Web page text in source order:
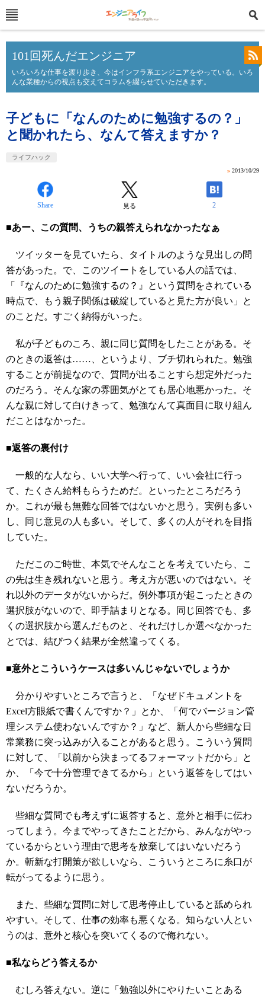
101回死んだエンジニア
いろいろな仕事を渡り歩き、今はインフラ系エンジニアをやっている。いろ
んな業種からの視点も交えてコラムを綴らせていただきます。
子どもに「なんのために勉強するの？」
と聞かれたら、なんて答えますか？
ライフハック
» 2013/10/29
Share 見る 2
■あー、この質問、うちの親答えられなかったなぁ
ツイッターを見ていたら、タイトルのような見出しの問
答があった。で、このツイートをしている人の話では、
「『なんのために勉強するの？』という質問をされている
時点で、もう親子関係は破綻していると見た方が良い」と
のことだ。すごく納得がいった。
私が子どものころ、親に同じ質問をしたことがある。そ
のときの返答は……、というより、ブチ切れられた。勉強
することが前提なので、質問が出ることすら想定外だった
のだろう。そんな家の雰囲気がとても居心地悪かった。そ
んな親に対して白けきって、勉強なんて真面目に取り組ん
だことはなかった。
■返答の裏付け
一般的な人なら、いい大学へ行って、いい会社に行っ
て、たくさん給料もらうためだ。といったところだろう
か。これが最も無難な回答ではないかと思う。実例も多い
し、同じ意見の人も多い。そして、多くの人がそれを目指
していた。
ただこのご時世、本気でそんなことを考えていたら、こ
の先は生き残れないと思う。考え方が悪いのではない。そ
れ以外のデータがないからだ。例外事項が起こったときの
選択肢がないので、即手詰まりとなる。同じ回答でも、多
くの選択肢から選んだものと、それだけしか選べなかった
とでは、結びつく結果が全然違ってくる。
■意外とこういうケースは多いんじゃないでしょうか
分かりやすいところで言うと、「なぜドキュメントを
Excel方眼紙で書くんですか？」とか、「何でバージョン管
理システム使わないんですか？」など、新人から些細な日
常業務に突っ込みが入ることがあると思う。こういう質問
に対して、「以前から決まってるフォーマットだから」と
か、「今で十分管理できてるから」という返答をしてはい
ないだろうか。
些細な質問でも考えずに返答すると、意外と相手に伝わ
ってしまう。今までやってきたことだから、みんながやっ
ているからという理由で思考を放棄してはいないだろう
か。斬新な打開策が欲しいなら、こういうところに糸口が
転がってるように思う。
また、些細な質問に対して思考停止していると舐められ
やすい。そして、仕事の効率も悪くなる。知らない人とい
うのは、意外と核心を突いてくるので侮れない。
■私ならどう答えるか
むしろ答えない。逆に「勉強以外にやりたいことある